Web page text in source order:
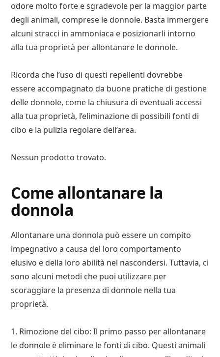
odore molto forte e sgradevole per la maggior parte
degli animali, comprese le donnole. Basta immergere
alcuni stracci in ammoniaca e posizionarli intorno
alla tua proprietà per allontanare le donnole.
Ricorda che l’uso di questi repellenti dovrebbe
essere accompagnato da buone pratiche di gestione
delle donnole, come la chiusura di eventuali accessi
alla tua proprietà, l’eliminazione di possibili fonti di
cibo e la pulizia regolare dell’area.
Nessun prodotto trovato.
Come allontanare la
donnola
Allontanare una donnola può essere un compito
impegnativo a causa del loro comportamento
elusivo e della loro abilità nel nascondersi. Tuttavia, ci
sono alcuni metodi che puoi utilizzare per
scoraggiare la presenza di donnole nella tua
proprietà.
1. Rimozione del cibo: Il primo passo per allontanare
le donnole è eliminare le fonti di cibo. Questi animali